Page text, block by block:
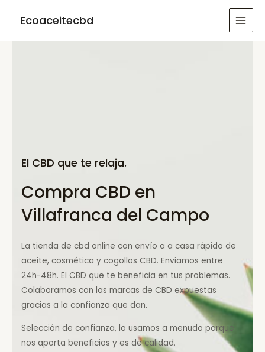
Ecoaceitecbd
El CBD que te relaja.
Compra CBD en
Villafranca del Campo
La tienda de cbd online con envío a a casa rápido de
aceite, cosmética y cogollos CBD. Enviamos entre
24h-48h. El CBD que te beneficia en tus problemas.
Colaboramos con las marcas de CBD expuestas
gracias a la confianza que dan.
Selección de confianza, lo usamos a menudo porque
nos aporta beneficios y es de calidad.